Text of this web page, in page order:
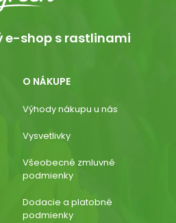
e-shop s rastlinami
O NÁKUPE
Výhody nákupu u nás
Vysvetlivky
Všeobecné zmluvné
podmienky
Dodacie a platobné
podmienky